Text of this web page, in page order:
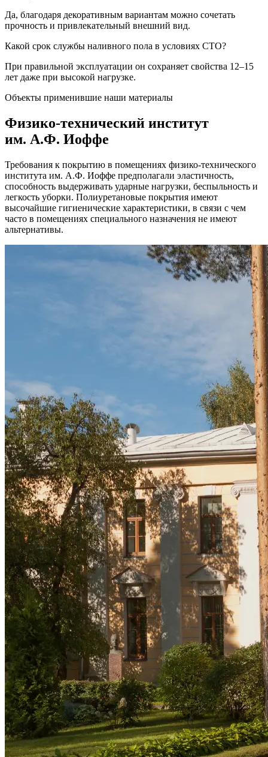
Да, благодаря декоративным вариантам можно сочетать
прочность и привлекательный внешний вид.
Какой срок службы наливного пола в условиях СТО?
При правильной эксплуатации он сохраняет свойства 12–15
лет даже при высокой нагрузке.
Объекты применившие наши материалы
Физико-технический институт
им. А.Ф. Иоффе
Требования к покрытию в помещениях физико-технического
института им. А.Ф. Иоффе предполагали эластичность,
способность выдерживать ударные нагрузки, беспыльность и
легкость уборки. Полиуретановые покрытия имеют
высочайшие гигиенические характеристики, в связи с чем
часто в помещениях специального назначения не имеют
альтернативы.